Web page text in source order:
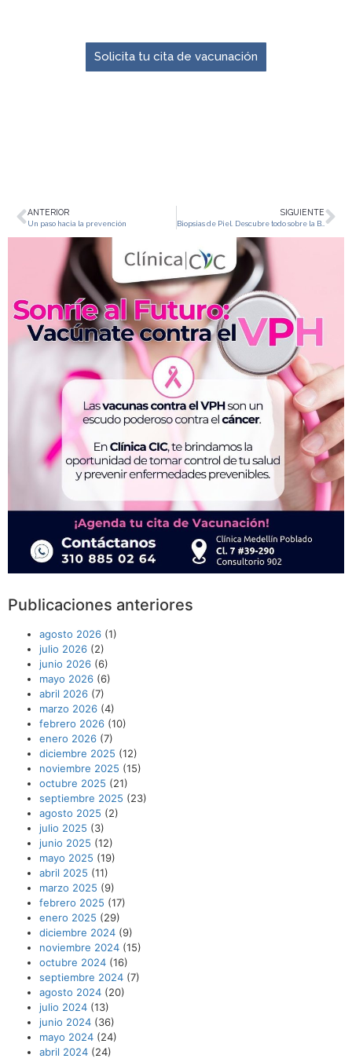
Solicita tu cita de vacunación
ANTERIOR
Un paso hacia la prevención
SIGUIENTE
Biopsias de Piel. Descubre todo sobre la Biopsia de Piel: Historia, utilidad en diagnóstico de enfermedades de la piel y más.
Publicaciones anteriores
agosto 2026 (1)
julio 2026 (2)
junio 2026 (6)
mayo 2026 (6)
abril 2026 (7)
marzo 2026 (4)
febrero 2026 (10)
enero 2026 (7)
diciembre 2025 (12)
noviembre 2025 (15)
octubre 2025 (21)
septiembre 2025 (23)
agosto 2025 (2)
julio 2025 (3)
junio 2025 (12)
mayo 2025 (19)
abril 2025 (11)
marzo 2025 (9)
febrero 2025 (17)
enero 2025 (29)
diciembre 2024 (9)
noviembre 2024 (15)
octubre 2024 (16)
septiembre 2024 (7)
agosto 2024 (20)
julio 2024 (13)
junio 2024 (36)
mayo 2024 (24)
abril 2024 (24)